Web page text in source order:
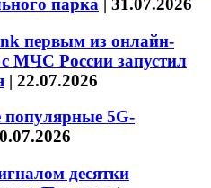
парка | 31.07.2026
первым из онлайн-
с МЧС России запустил
| 22.07.2026
5G-
десятки